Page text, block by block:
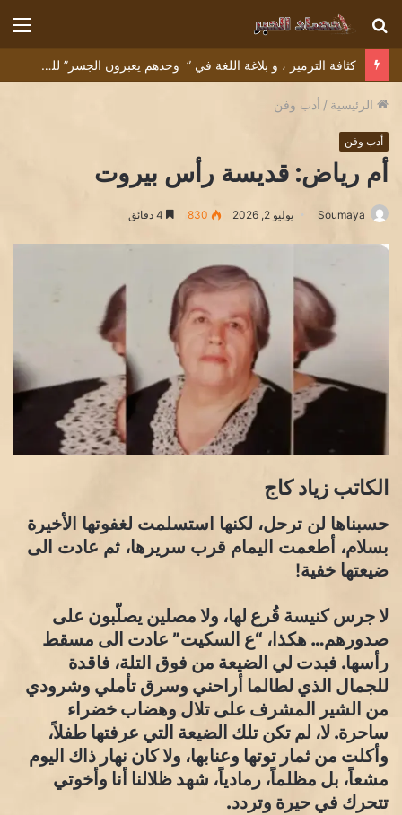
بحث
عن
كثافة الترميز ، و بلاغة اللغة في ” وحدهم يعبرون الجسر” للشاعر التونسي البشير عبيد
الرئيسية / أدب وفن
أدب وفن
أم رياض: قديسة رأس بيروت
Soumaya يوليو 2, 2026 830
الكاتب زياد كاج
حسبناها لن ترحل، لكنها استسلمت لغفوتها الأخيرة
بسلام، أطعمت اليمام قرب سريرها، ثم عادت الى
ضيعتها خفية!
لا جرس كنيسة قُرع لها، ولا مصلين يصلّبون على
صدورهم… هكذا، “ع السكيت” عادت الى مسقط
رأسها. فبدت لي الضيعة من فوق التلة، فاقدة
للجمال الذي لطالما أراحني وسرق تأملي وشرودي
من الشير المشرف على تلال وهضاب خضراء
ساحرة. لا، لم تكن تلك الضيعة التي عرفتها طفلاً،
وأكلت من ثمار توتها وعنابها، ولا كان نهار ذاك اليوم
مشعاً، بل مظلماً، رمادياً، شهد ظلالنا أنا وأخوتي
تتحرك في حيرة وتردد.